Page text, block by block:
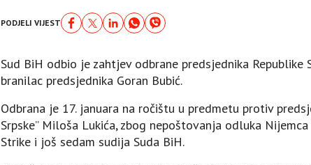
PODJELI VIJEST
Sud BiH odbio je zahtjev odbrane predsjednika
branilac predsjednika Goran Bubić.
Odbrana je 17. januara na ročištu u predmetu protiv
Srpske” Miloša Lukića, zbog nepoštovanja odluka
Strike i još sedam sudija Suda BiH.